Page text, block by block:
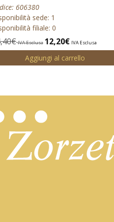
606380
sede: 1
filiale: 0
€ IVA Esclusa 12,20€ IVA Esclusa
Aggiungi al carrello